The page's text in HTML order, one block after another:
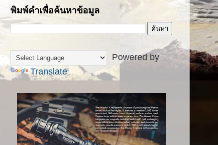
พิมพ์คำเพื่อค้นหาข้อมูล
Powered by
Translate